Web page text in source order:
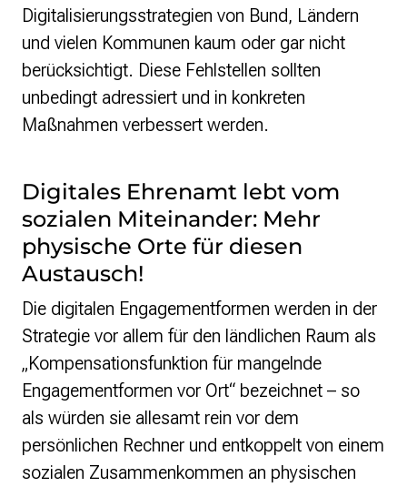
Digitalisierungsstrategien von Bund, Ländern
und vielen Kommunen kaum oder gar nicht
berücksichtigt. Diese Fehlstellen sollten
unbedingt adressiert und in konkreten
Maßnahmen verbessert werden.
Digitales Ehrenamt lebt vom
sozialen Miteinander: Mehr
physische Orte für diesen
Austausch!
Die digitalen Engagementformen werden in der
Strategie vor allem für den ländlichen Raum als
„Kompensationsfunktion für mangelnde
Engagementformen vor Ort“ bezeichnet – so
als würden sie allesamt rein vor dem
persönlichen Rechner und entkoppelt von einem
sozialen Zusammenkommen an physischen